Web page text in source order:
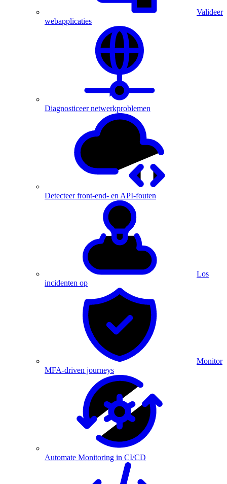
Valideer
webapplicaties
Diagnosticeer netwerkproblemen
Detecteer front-end- en API-fouten
Los
incidenten op
Monitor
MFA-driven journeys
Automate Monitoring in CI/CD